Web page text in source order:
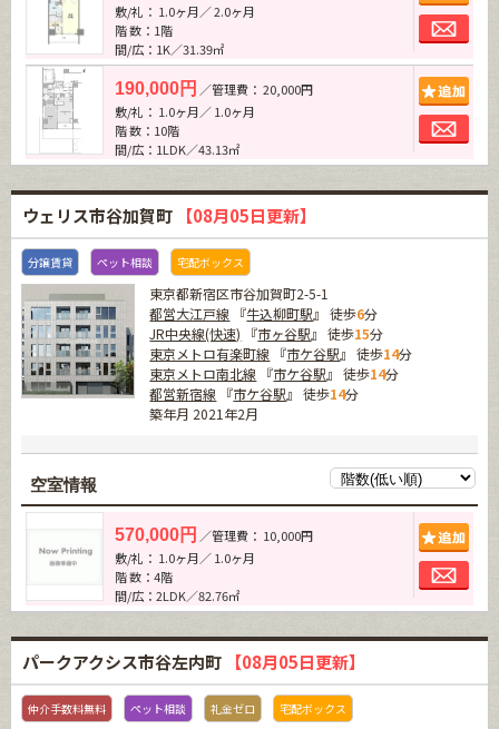
敷/礼： 1.0ヶ月／ 2.0ヶ月
階 数：1階
間/広：1K／31.39㎡
190,000円 ／管理費： 20,000円
敷/礼： 1.0ヶ月／ 1.0ヶ月
階 数：10階
間/広：1LDK／43.13㎡
ウェリス市谷加賀町 【08月05日更新】
分譲賃貸 ペット相談 宅配ボックス
東京都新宿区市谷加賀町2-5-1
都営大江戸線 『牛込柳町駅』 徒歩6分
JR中央線(快速) 『市ヶ谷駅』 徒歩15分
東京メトロ有楽町線 『市ケ谷駅』 徒歩14分
東京メトロ南北線 『市ケ谷駅』 徒歩14分
都営新宿線 『市ケ谷駅』 徒歩14分
築年月 2021年2月
空室情報
570,000円 ／管理費： 10,000円
敷/礼： 1.0ヶ月／ 1.0ヶ月
階 数：4階
間/広：2LDK／82.76㎡
パークアクシス市谷左内町 【08月05日更新】
仲介手数料無料 ペット相談 礼金ゼロ 宅配ボックス